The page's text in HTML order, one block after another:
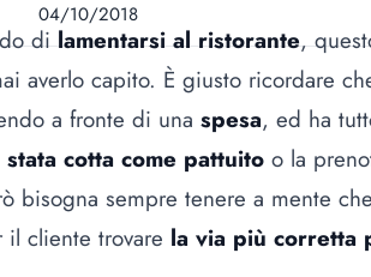
04/10/2018
dilamentarsi al ristorante,
averlo capito. È giusto ricordare
a fronte di una spesa, ed ha
cotta come pattuito o la
bisogna sempre tenere a mente
cliente trovare la via più corretta